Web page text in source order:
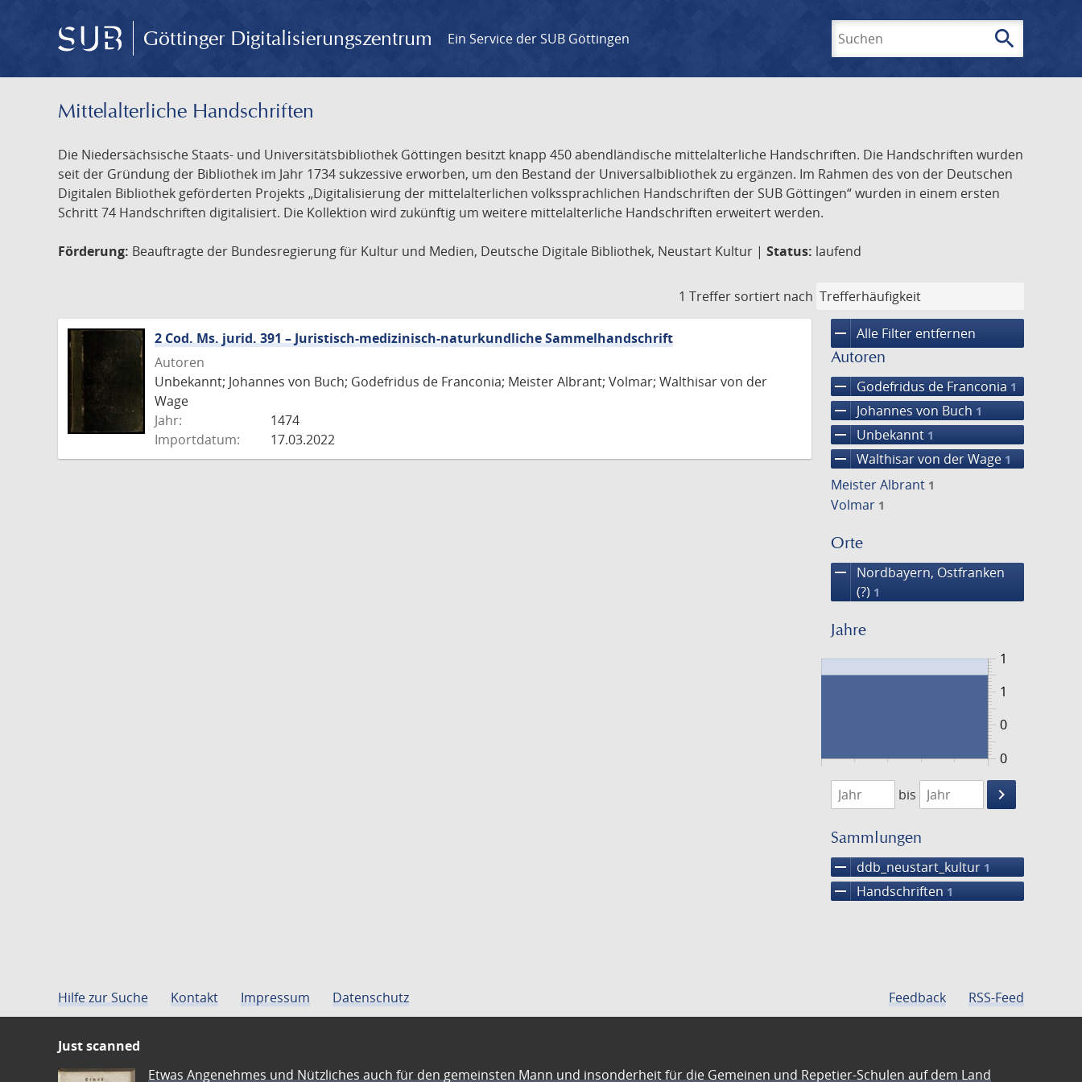
Göttinger Digitalisierungszentrum Ein Service der SUB Göttingen search
Mittelalterliche Handschriften
Die Niedersächsische Staats- und Universitätsbibliothek Göttingen besitzt knapp 450 abendländische mittelalterliche Handschriften. Die Handschriften wurden
seit der Gründung der Bibliothek im Jahr 1734 sukzessive erworben, um den Bestand der Universalbibliothek zu ergänzen. Im Rahmen des von der Deutschen
Digitalen Bibliothek geförderten Projekts „Digitalisierung der mittelalterlichen volkssprachlichen Handschriften der SUB Göttingen“ wurden in einem ersten
Schritt 74 Handschriften digitalisiert. Die Kollektion wird zukünftig um weitere mittelalterliche Handschriften erweitert werden.
Förderung: Beauftragte der Bundesregierung für Kultur und Medien, Deutsche Digitale Bibliothek, Neustart Kultur | Status: laufend
1 Treffer sortiert nach
remove Alle Filter entfernen
Autoren
remove Godefridus de Franconia 1
remove Johannes von Buch 1
remove Unbekannt 1
remove Walthisar von der Wage 1
Meister Albrant 1
Volmar 1
Orte
remove
Nordbayern, Ostfranken
(?) 1
Jahre
0
1
0
1
1474
1475
bis
keyboard_arrow_right
Suche
Sammlungen
remove ddb_neustart_kultur 1
remove Handschriften 1
2 Cod. Ms. jurid. 391 – Juristisch-medizinisch-naturkundliche Sammelhandschrift
Autoren
Unbekannt; Johannes von Buch; Godefridus de Franconia; Meister Albrant; Volmar; Walthisar von der
Wage
Jahr:
1474
Importdatum:
17.03.2022
Hilfe zur Suche Kontakt Impressum Datenschutz Feedback RSS-Feed
Just scanned
Etwas Angenehmes und Nützliches auch für den gemeinsten Mann und insonderheit für die Gemeinen und Repetier-Schulen auf dem Land